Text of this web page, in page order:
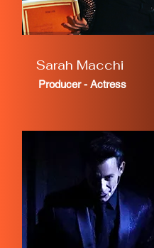
Sarah Macchi
Producer - Actress